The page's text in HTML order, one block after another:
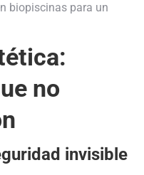
biopiscinas para un
no
invisible